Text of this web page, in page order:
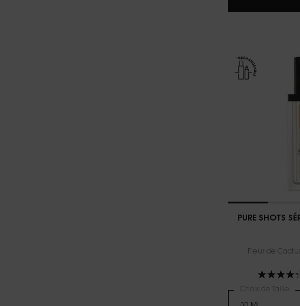
PURE SHOTS
Fleur de
Choix de Taille